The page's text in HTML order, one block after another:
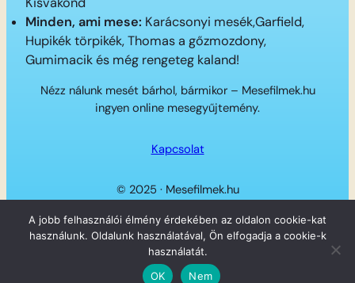
Minden, ami mese: Karácsonyi mesék,Garfield,
Hupikék törpikék, Thomas a gőzmozdony,
Gumimacik és még rengeteg kaland!
Nézz nálunk mesét bárhol, bármikor – Mesefilmek.hu
ingyen online mesegyűjtemény.
Kapcsolat
© 2025 · Mesefilmek.hu
Twitter
Instagram
LinkedIn
Facebook
A jobb felhasználói élmény érdekében az oldalon cookie-kat
használunk. Oldalunk használatával, Ön elfogadja a cookie-k
használatát.
OK
Nem